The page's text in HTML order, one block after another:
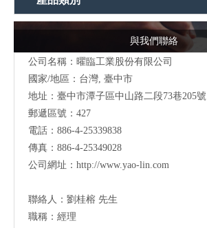
與我們聯絡
公司名稱：曜臨工業股份有限公司
國家/地區：台灣, 臺中市
地址： 臺中市潭子區中山路二段73巷205號
郵遞區號：427
電話：886-4-25339838
傳真：886-4-25349028
公司網址： http://www.yao-lin.com
聯絡人：劉桂榕 先生
職稱：經理